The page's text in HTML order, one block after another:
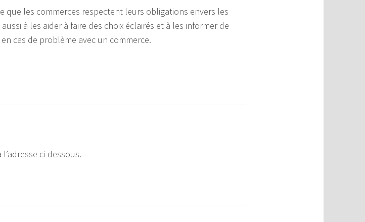
que les commerces respectent leurs obligations envers les
à les aider à faire des choix éclairés et à les informer de
cas de problème avec un commerce.
ci-dessous.